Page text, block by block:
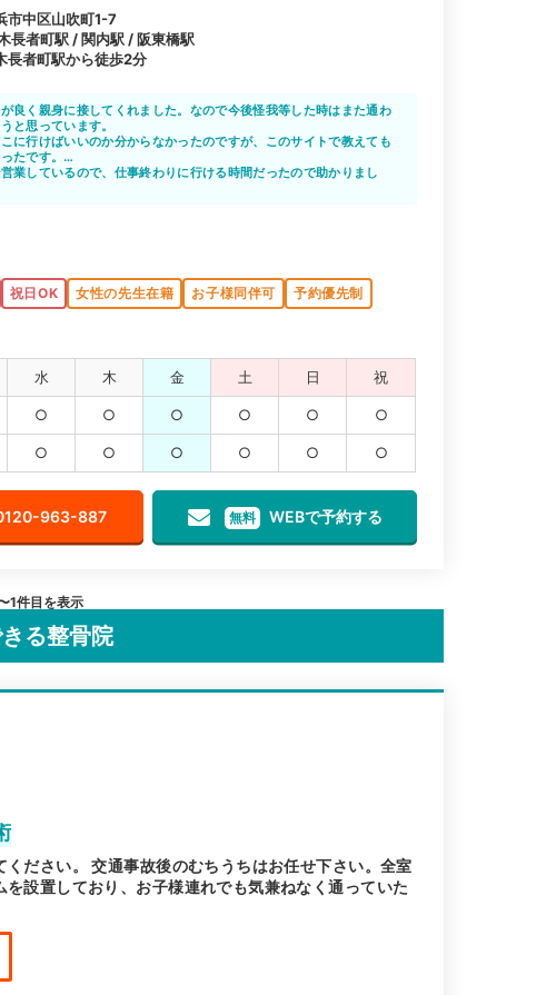
市中区山吹町1-7
長者町駅 / 関内駅 / 阪東橋駅
長者町駅から徒歩2分
良く親身に接してくれました。なので今後怪我等した時はまた通わ
と思っています。
に行けばいいのか分からなかったのですが、このサイトで教えても
たです。
ですし、担当の先生も親身に話を聞いて、見てくれました。
業しているので、仕事終わりに行ける時間だったので助かりまし
祝日OK 女性の先生在籍 お子様同伴可
予約優先制
水 木 金 土 日 祝
○ ○ ○ ○ ○ ○
○ ○ ○ ○ ○ ○
963-887 無料 WEBで予約する
1件目を表示
る整骨院
ださい。 交通事故後のむちうちはお任せ下さい。全室
設置しており、お子様連れでも気兼ねなく通っていた